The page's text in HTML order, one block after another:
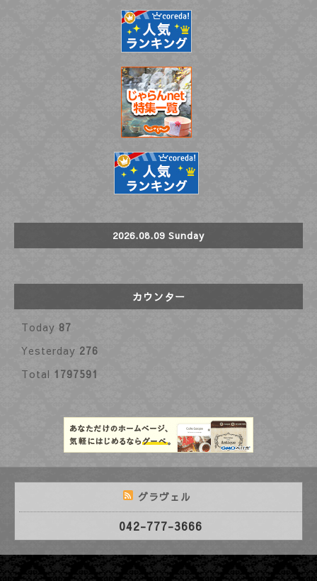
2026.08.09 Sunday
カウンター
Today 87
Yesterday 276
Total 1797591
グラヴェル
042-777-3666